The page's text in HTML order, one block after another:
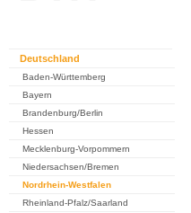
Deutschland
Baden-Württemberg
Bayern
Brandenburg/Berlin
Hessen
Mecklenburg-Vorpommern
Niedersachsen/Bremen
Nordrhein-Westfalen
Rheinland-Pfalz/Saarland